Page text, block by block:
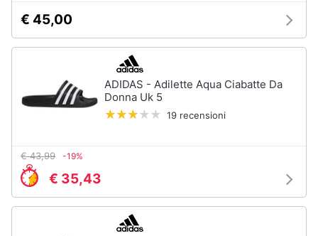
€ 45,00
ADIDAS - Adilette Aqua Ciabatte Da
Donna Uk 5
19 recensioni
€ 43,99 -19%
€ 35,43